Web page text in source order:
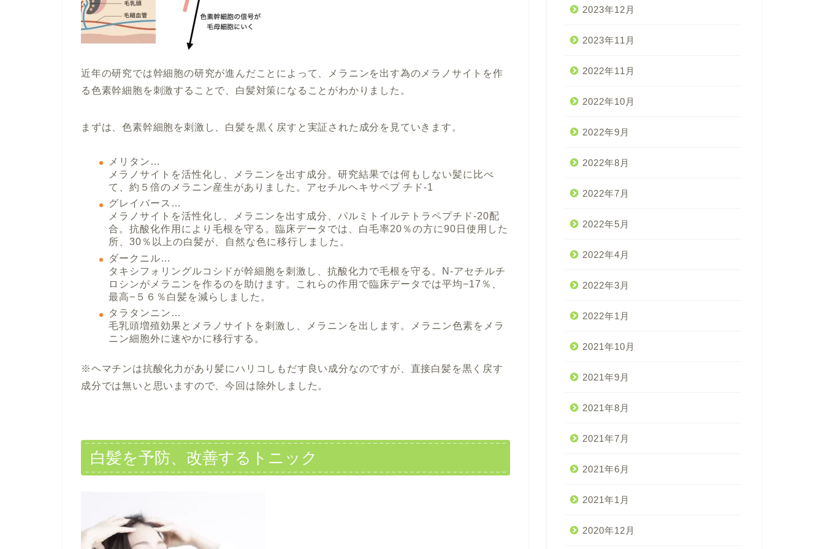
近年の研究では幹細胞の研究が進んだことによって、メラニンを出す為のメラノサイトを作
る色素幹細胞を刺激することで、白髪対策になることがわかりました。
まずは、色素幹細胞を刺激し、白髪を黒く戻すと実証された成分を見ていきます。
メリタン…
メラノサイトを活性化し、メラニンを出す成分。研究結果では何もしない髪に比べ
て、約５倍のメラニン産生がありました。アセチルヘキサペプ チド-1
グレイバース…
メラノサイトを活性化し、メラニンを出す成分、パルミトイルテトラペプチド-20配
合。抗酸化作用により毛根を守る。臨床データでは、白毛率20％の方に90日使用した
所、30％以上の白髪が、自然な色に移行しました。
ダークニル…
タキシフォリングルコシドが幹細胞を刺激し、抗酸化力で毛根を守る。N-アセチルチ
ロシンがメラニンを作るのを助けます。これらの作用で臨床データでは平均−17％、
最高−５６％白髪を減らしました。
タラタンニン…
毛乳頭増殖効果とメラノサイトを刺激し、メラニンを出します。メラニン色素をメラ
ニン細胞外に速やかに移行する。
※ヘマチンは抗酸化力があり髪にハリコしもだす良い成分なのですが、直接白髪を黒く戻す
成分では無いと思いますので、今回は除外しました。
白髪を予防、改善するトニック
2023年12月
2023年11月
2022年11月
2022年10月
2022年9月
2022年8月
2022年7月
2022年5月
2022年4月
2022年3月
2022年1月
2021年10月
2021年9月
2021年8月
2021年7月
2021年6月
2021年1月
2020年12月